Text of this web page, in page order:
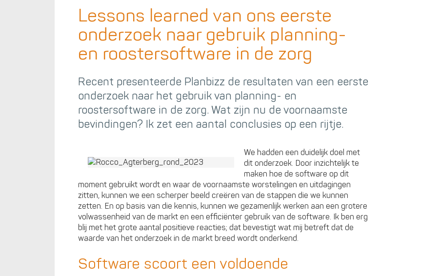
Lessons learned van ons eerste
onderzoek naar gebruik planning-
en roostersoftware in de zorg
Recent presenteerde Planbizz de resultaten van een eerste
onderzoek naar het gebruik van planning- en
roostersoftware in de zorg. Wat zijn nu de voornaamste
bevindingen? Ik zet een aantal conclusies op een rijtje.
We hadden een duidelijk doel met
dit onderzoek. Door inzichtelijk te
maken hoe de software op dit
moment gebruikt wordt en waar de voornaamste worstelingen en uitdagingen
zitten, kunnen we een scherper beeld creëren van de stappen die we kunnen
zetten. En op basis van die kennis, kunnen we gezamenlijk werken aan een grotere
volwassenheid van de markt en een efficiënter gebruik van de software. Ik ben erg
blij met het grote aantal positieve reacties; dat bevestigt wat mij betreft dat de
waarde van het onderzoek in de markt breed wordt onderkend.
Software scoort een voldoende